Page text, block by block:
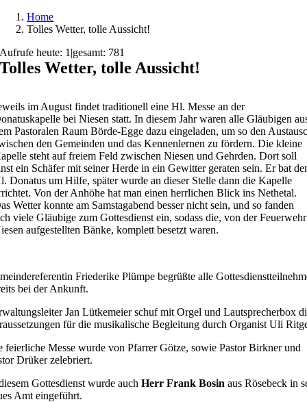
Home
Tolles Wetter, tolle Aussicht!
Aufrufe heute: 1 |gesamt: 781
Tolles Wetter, tolle Aussicht!
im August findet traditionell eine Hl. Messe an der
bei Niesen statt. In diesem Jahr waren alle Gläubigen
Pastoralen Raum Börde-Egge dazu eingeladen, um so den
den Gemeinden und das Kennenlernen zu fördern. Die kleine
steht auf freiem Feld zwischen Niesen und Gehrden. Dort soll
ein Schäfer mit seiner Herde in ein Gewitter geraten sein. Er bat
Donatus um Hilfe, später wurde an dieser Stelle dann die Kapelle
Von der Anhöhe hat man einen herrlichen Blick ins Nethetal.
Wetter konnte am Samstagabend besser nicht sein, und so fanden
viele Gläubige zum Gottesdienst ein, sodass die, von der Feuerwehr
aufgestellten Bänke, komplett besetzt waren.
Friederike Plümpe begrüßte alle
bei der Ankunft.
Jan Lütkemeier schuf mit Orgel und Lautsprecherbox
für die musikalische Begleitung durch Organist Uli
feierliche Messe wurde von Pfarrer Götze, sowie Pastor Birkner und
Drüker zelebriert.
Gottesdienst wurde auchHerr Frank Bosin aus Rösebeck in
Amt eingeführt.